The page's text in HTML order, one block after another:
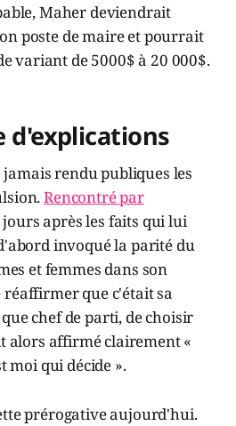
Maher deviendrait
poste de maire et pourrait
variant de 5000$ à 20 000$.
d'explications
rendu publiques les
Rencontré par
jours après les faits qui lui
invoqué la parité du
et femmes dans son
que c'était sa
chef de parti, de choisir
alors affirmé clairement «
moi qui décide ».
prérogative aujourd'hui.